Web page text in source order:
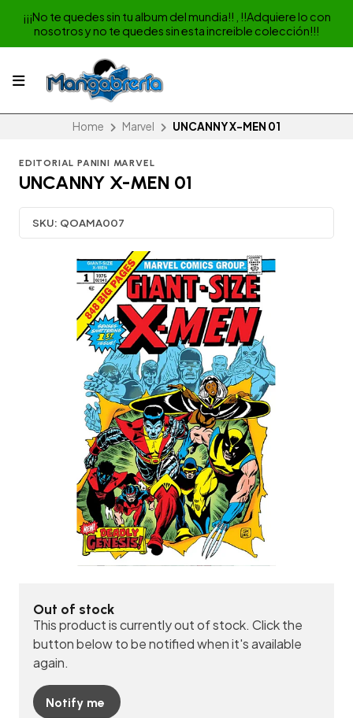
¡¡¡No te quedes sin tu album del mundia!! , !!Adquiere lo con
nosotros y no te quedes sin esta increible colección!!!
Home Marvel UNCANNY X-MEN 01
EDITORIAL PANINI MARVEL
UNCANNY X-MEN 01
SKU: QOAMA007
Out of stock
This product is currently out of stock. Click the
button below to be notified when it's available
again.
Notify me